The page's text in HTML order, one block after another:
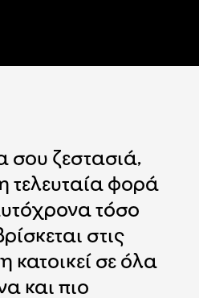
σου ζεστασιά,
τελευταία φορά
τόσο
στις
σε όλα
και πιο